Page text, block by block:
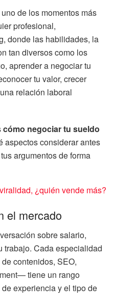
de los momentos más
profesional,
donde las habilidades, la
tan diversos como los
aprender a negociar tu
tu valor, crecer
relación laboral
cómo negociar tu sueldo
aspectos considerar antes
argumentos de forma
¿quién vende más?
el mercado
sobre salario,
trabajo. Cada especialidad
contenidos, SEO,
tiene un rango
experiencia y el tipo de